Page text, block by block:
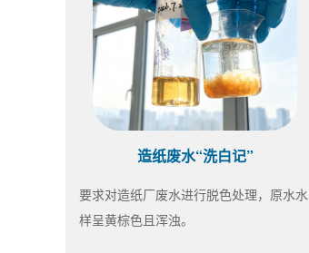
造纸废水“洗白记”
要求对造纸厂废水进行脱色处理，原水水
样呈黄棕色且浑浊。